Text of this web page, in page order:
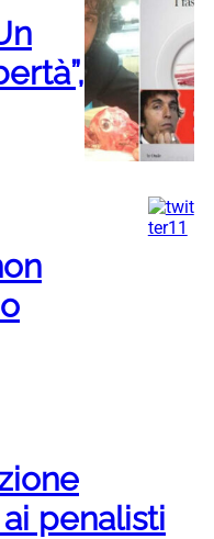
penalisti